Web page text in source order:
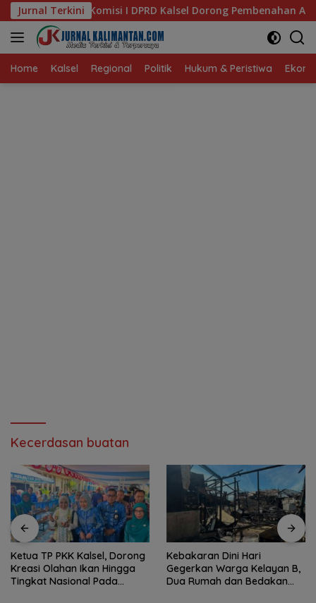
Langsung
ke
konten
Jurnal Terkini
Kalsel Dorong Pembenahan AMKS Hasanuddin
Home Kalsel Regional Politik Hukum & Peristiwa
Kecerdasan buatan
Ketua TP PKK Kalsel, Dorong
Kreasi Olahan Ikan Hingga
Tingkat Nasional Pada
Kebakaran Dini Hari
Gegerkan Warga Kelayan B,
Dua Rumah dan Bedakan